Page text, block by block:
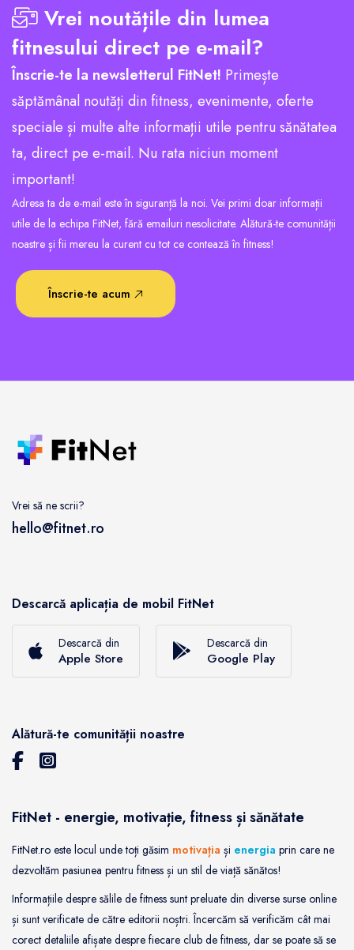
Vrei noutățile din lumea
fitnesului direct pe e-mail?
Înscrie-te la newsletterul FitNet! Primește
săptămânal noutăți din fitness, evenimente, oferte
speciale și multe alte informații utile pentru sănătatea
ta, direct pe e-mail. Nu rata niciun moment
important!
Adresa ta de e-mail este în siguranță la noi. Vei primi doar informații
utile de la echipa FitNet, fără emailuri nesolicitate. Alătură-te comunității
noastre și fii mereu la curent cu tot ce contează în fitness!
Înscrie-te acum
Vrei să ne scrii?
hello@fitnet.ro
Descarcă aplicația de mobil FitNet
Descarcă din
Apple Store
Descarcă din
Google Play
Alătură-te comunității noastre
FitNet - energie, motivație, fitness și sănătate
FitNet.ro este locul unde toți găsim motivația și energia prin care ne
dezvoltăm pasiunea pentru fitness și un stil de viață sănătos!
Informațiile despre sălile de fitness sunt preluate din diverse surse online
și sunt verificate de către editorii noștri. Încercăm să verificăm cât mai
corect detaliile afișate despre fiecare club de fitness, dar se poate să se